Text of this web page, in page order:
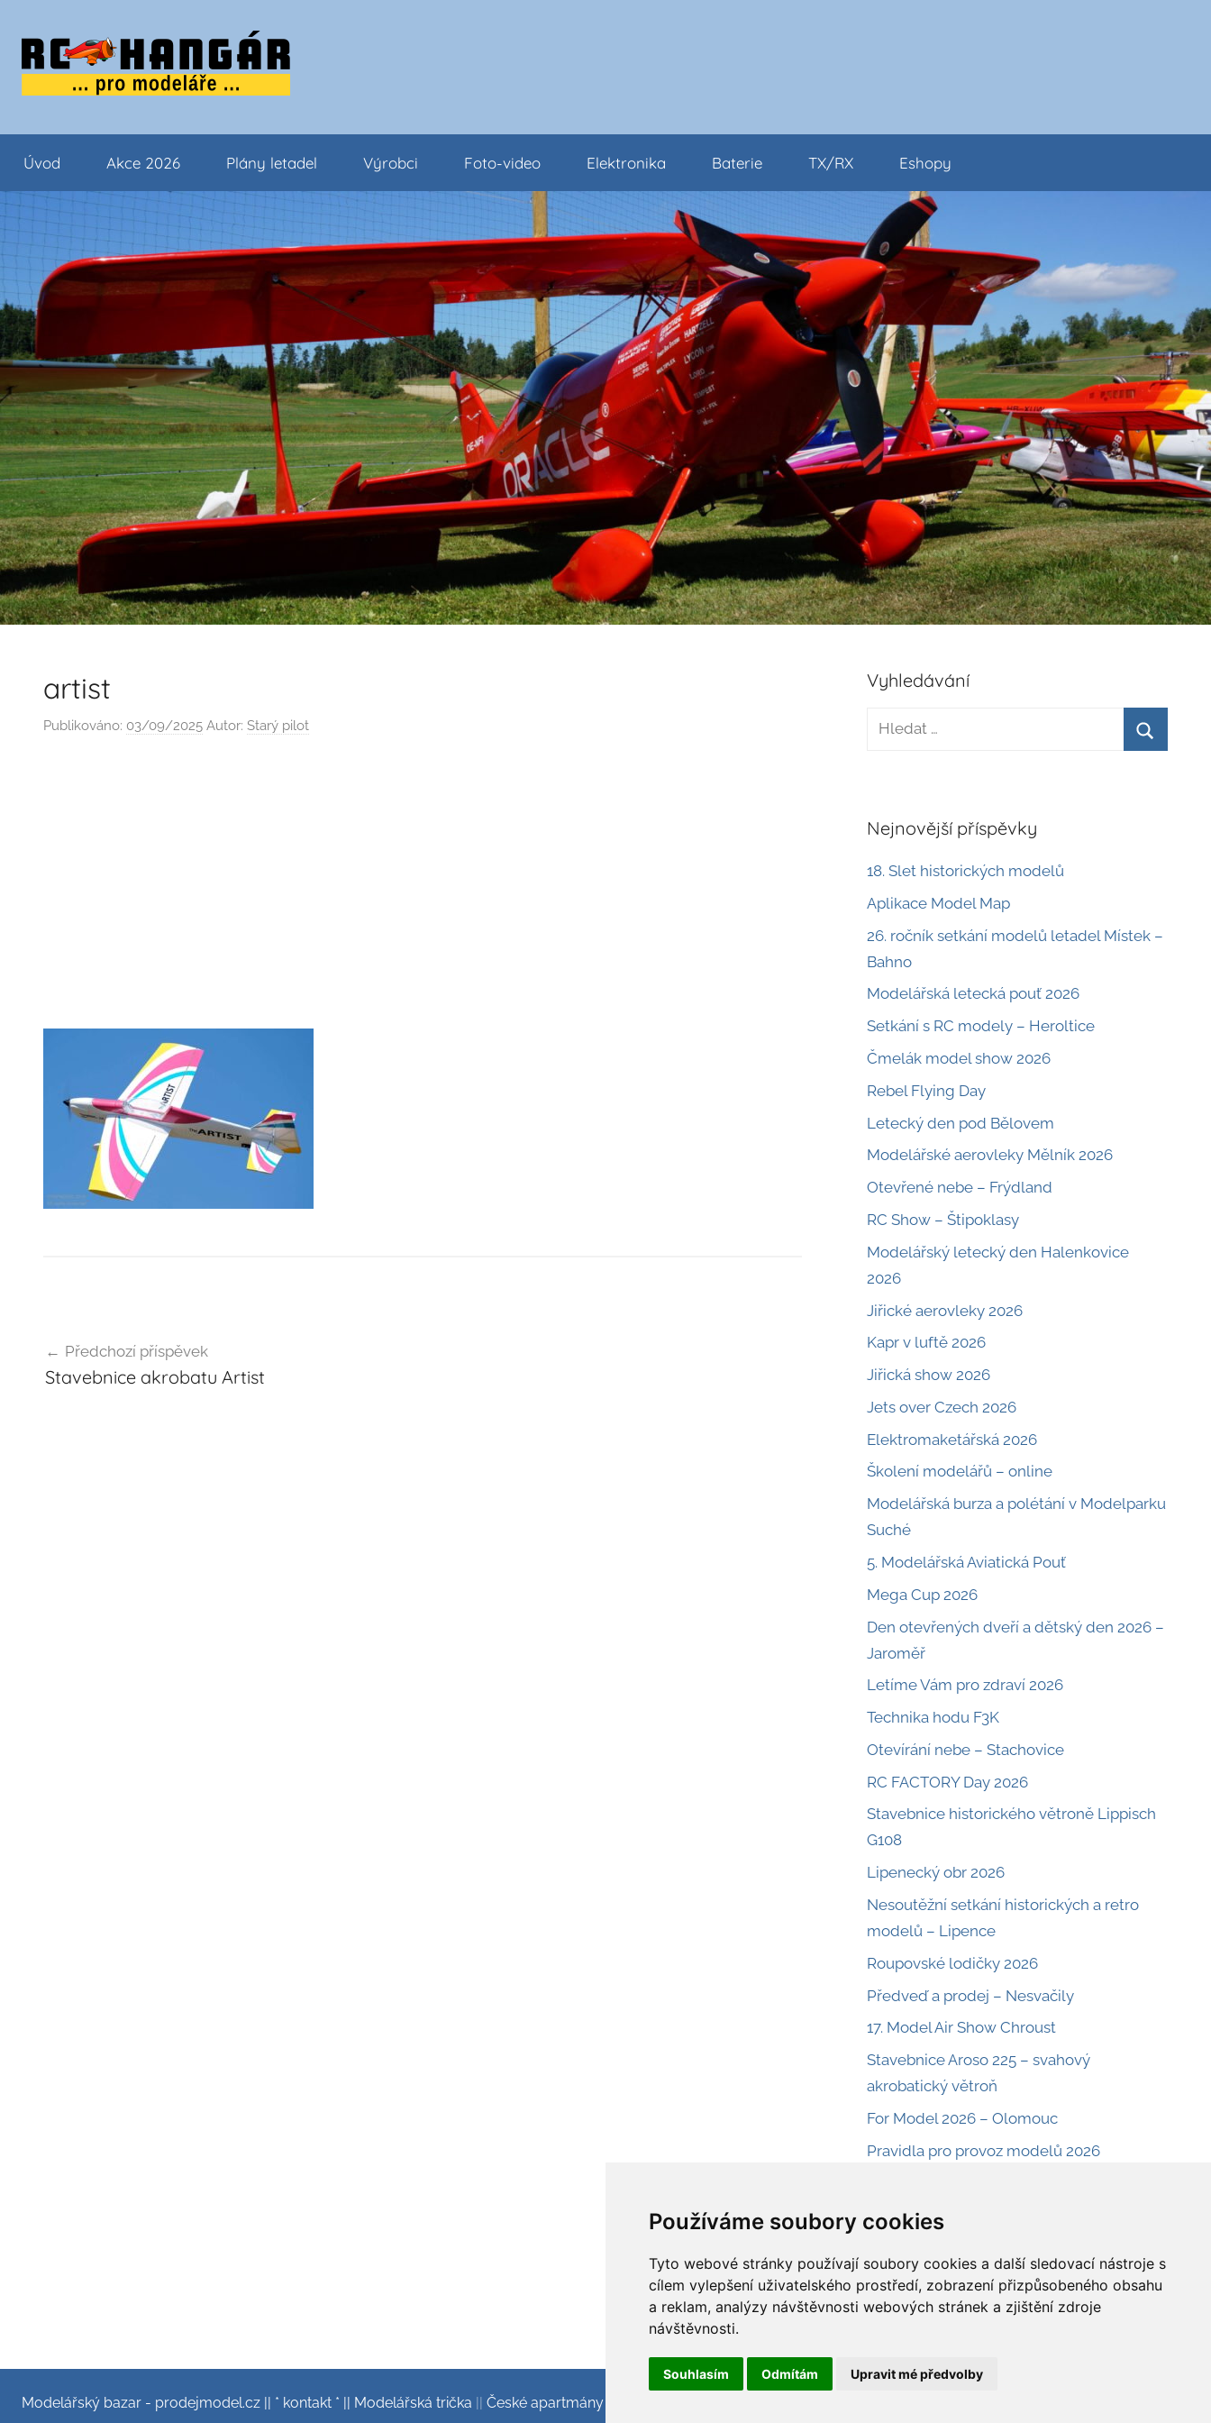
Používáme soubory cookies
Tyto webové stránky používají soubory cookies a další sledovací nástroje s
cílem vylepšení uživatelského prostředí, zobrazení přizpůsobeného obsahu
a reklam, analýzy návštěvnosti webových stránek a zjištění zdroje
návštěvnosti.
Souhlasím Odmítám Upravit mé předvolby
obsahu
tipy
pro
Úvod Akce 2026 Plány letadel Výrobci Foto-video Elektronika Baterie TX/RX Eshopy
artist
Publikováno: 03/09/2025 Autor: Starý pilot
pro Předchozí příspěvek
Stavebnice akrobatu Artist
Vyhledávání
Hledat:
Nejnovější příspěvky
18. Slet historických modelů
Aplikace Model Map
26. ročník setkání modelů letadel Místek –
Bahno
Modelářská letecká pouť 2026
Setkání s RC modely – Heroltice
Čmelák model show 2026
Rebel Flying Day
Letecký den pod Bělovem
Modelářské aerovleky Mělník 2026
Otevřené nebe – Frýdland
RC Show – Štipoklasy
Modelářský letecký den Halenkovice
2026
Jiřické aerovleky 2026
Kapr v luftě 2026
Jiřická show 2026
Jets over Czech 2026
Elektromaketářská 2026
Školení modelářů – online
Modelářská burza a polétání v Modelparku
Suché
5. Modelářská Aviatická Pouť
Mega Cup 2026
Den otevřených dveří a dětský den 2026 –
Jaroměř
Letíme Vám pro zdraví 2026
Technika hodu F3K
Otevírání nebe – Stachovice
RC FACTORY Day 2026
Stavebnice historického větroně Lippisch
G108
Lipenecký obr 2026
Nesoutěžní setkání historických a retro
modelů – Lipence
Roupovské lodičky 2026
Předveď a prodej – Nesvačily
17. Model Air Show Chroust
Stavebnice Aroso 225 – svahový
akrobatický větroň
For Model 2026 – Olomouc
Pravidla pro provoz modelů 2026
Plán Boeing L-15 Scout
Plán na menší eletrolet Cloud Buster
Plán na malý RC model ABC Robin
Modelářský bazar - prodejmodel.cz || * kontakt * || Modelářská trička || České apartmány v Alpách